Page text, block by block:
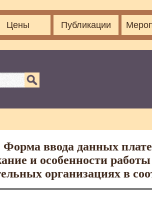
Цены Публикации
Форма ввода данных
и особенности
организациях в